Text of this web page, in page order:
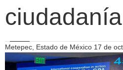
ciudadanía
Metepec, Estado de México 17 de